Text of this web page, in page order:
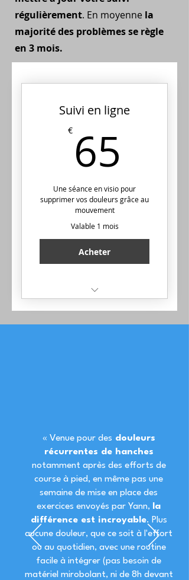
régulièrement. En moyenne la
majorité des problèmes se règle
en 3 mois.
Suivi en ligne
€ 65
Une séance en visio pour
supprimer vos douleurs grâce au
mouvement
Valable 1 mois
Acheter
« Venue pour des douleurs
récurrentes de hanches
notamment après des efforts de
course à pied, en même pas une
semaine de mise en place des
exercices envoyés par Yann,
la
différence est incroyable. Plus
aucune douleur, que ce soit à l'effort
ou au quotidien, avec une routine
facile à intégrer (pas besoin de
matériel mirobolant, ni de 8h devant